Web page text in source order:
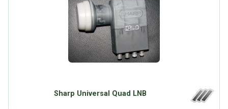
Sharp Universal Quad LNB